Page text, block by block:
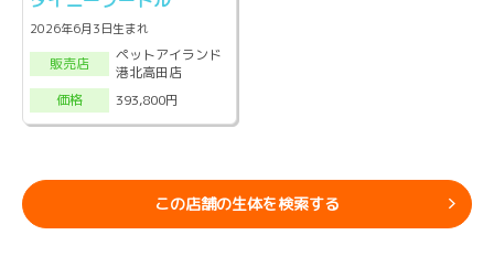
2026年6月3日生まれ
販売店
ペットアイランド
港北高田店
価格
393,800円
この店舗の生体を検索する